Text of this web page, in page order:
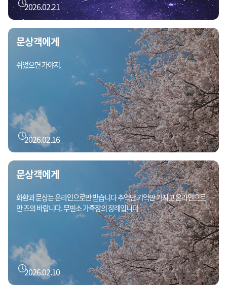
2026.02.21
문상객에게
쉬었으면 가야지.
2026.02.16
문상객에게
화환과 문상는 온라인으로만 받습니다 추억만 기억만 가지고 온라인으로
만 즈의 바랍니다. 무빈소 가족장의 장례입니다
2026.02.10